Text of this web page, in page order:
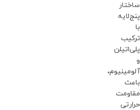
ساختار
پنج‌لایه
با
ترکیب
پلی‌اتیلن
و
آلومینیوم،
باعث
مقاومت
حرارتی